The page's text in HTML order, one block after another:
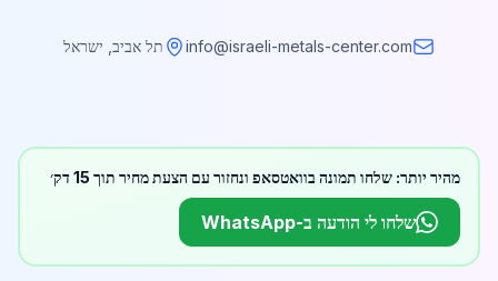
info@israeli-metals-center.com תל אביב, ישראל
מהיר יותר: שלחו תמונה בוואטסאפ ונחזור עם הצעת מחיר תוך 15 דק׳
שלחו לי הודעה ב-WhatsApp